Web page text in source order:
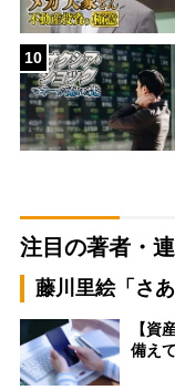
10
注目の著者・
藤川里絵「さ
【資
備え